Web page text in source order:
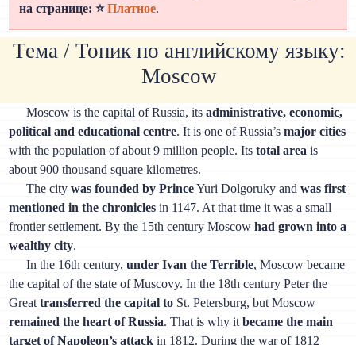
на странице: ⭐Платное.
Тема / Топик по английскому языку:
Moscow
Moscow is the capital of Russia, its administrative, economic,
political and educational centre. It is one of Russia’smajor cities
with the population of about 9 million people. Itstotal area is
about 900 thousand square kilometres.
The city was founded by PrinceYuri Dolgoruky and was first
mentioned in the chronicles in 1147. At that time it was a small
frontier settlement. By the 15th century Moscowhad grown into a
wealthy city.
In the 16th century, under Ivan the Terrible, Moscow became
the capital of the state of Muscovy. In the 18th century Peter the
Greattransferred the capital to St. Petersburg, but Moscow
remained the heart of Russia. That is why itbecame the main
target of Napoleon’s attack in 1812. During the war of 1812